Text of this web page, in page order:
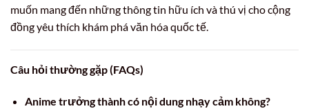
muốn mang đến những thông tin hữu ích và thú vị cho cộng
đồng yêu thích khám phá văn hóa quốc tế.
Câu hỏi thường gặp (FAQs)
Anime trưởng thành có nội dung nhạy cảm không?